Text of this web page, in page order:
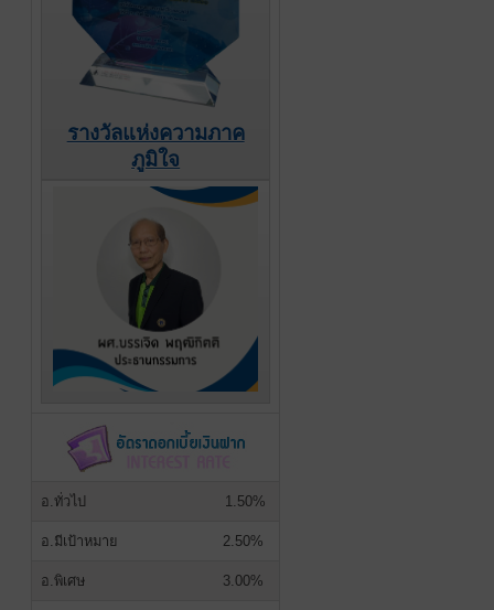
รางวัลแห่งความภาค
ภูมิใจ
อ.ทั่วไป 1.50%
อ.มีเป้าหมาย 2.50%
อ.พิเศษ 3.00%